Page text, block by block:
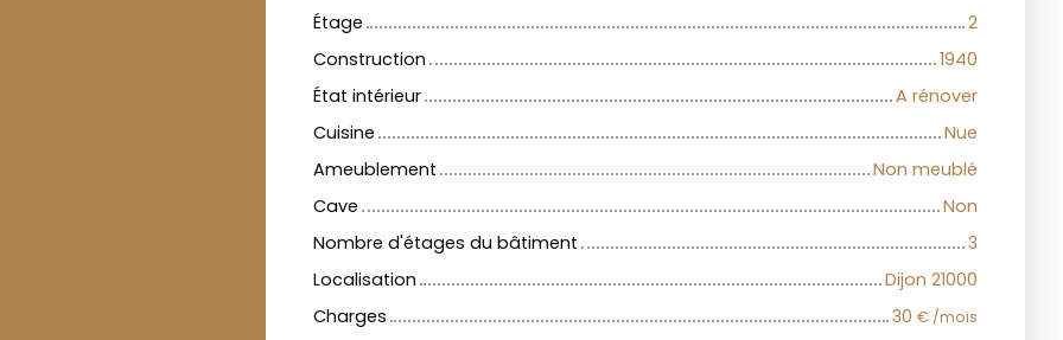
Étage
2
Construction
1940
État intérieur
A rénover
Cuisine
Nue
Ameublement
Non meublé
Cave
Non
Nombre d'étages du bâtiment
3
Localisation
Dijon 21000
Charges
30 € /mois